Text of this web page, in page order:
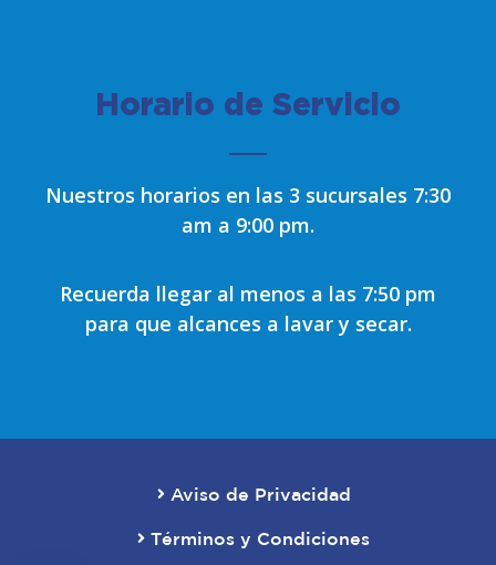
Horario de Servicio
Nuestros horarios en las 3 sucursales 7:30
am a 9:00 pm.
Recuerda llegar al menos a las 7:50 pm
para que alcances a lavar y secar.
Aviso de Privacidad
Términos y Condiciones